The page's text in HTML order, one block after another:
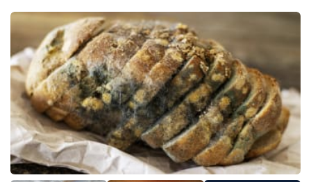
Témata
Pořady
TV Program
Časopis
Sledujte prima+